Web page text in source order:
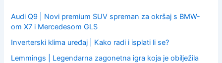
:
Audi Q9 | Novi premium SUV spreman za okršaj s BMW-
om X7 i Mercedesom GLS
Inverterski klima uređaj | Kako radi i isplati li se?
Lemmings | Legendarna zagonetna igra koja je obilježila